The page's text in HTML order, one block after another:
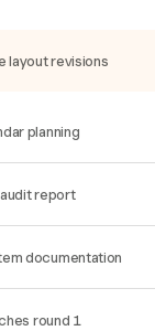
layout revisions
planning
report
documentation
round 1